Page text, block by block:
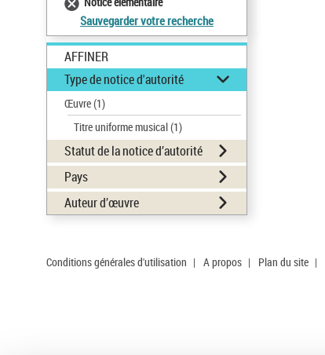
Sauvegarder votre recherche
AFFINER
Type de notice d'autorité
Œuvre(1)
Titre uniforme musical(1)
Statut de la notice d’autorité
Pays
Auteur d’œuvre
Conditions générales d'utilisation | A propos | Plan du site |